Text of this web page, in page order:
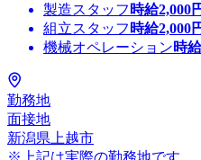
製造スタッフ 時給2,000
組立スタッフ 時給2,000
機械オペレーション時給
勤務地
面接地
新潟県上越市
※上記は実際の勤務地です